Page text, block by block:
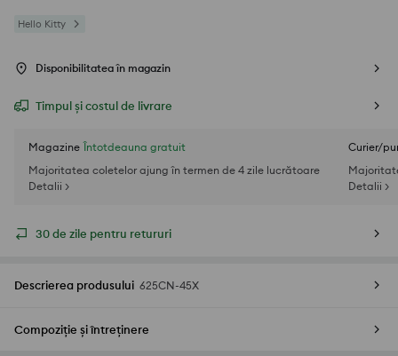
Hello Kitty
Disponibilitatea în magazin
Timpul și costul de livrare
Magazine Întotdeauna gratuit
Majoritatea coletelor ajung în termen de 4 zile lucrătoare
Detalii >
Curier/
Detalii >
30 de zile pentru retururi
Descrierea produsului 625CN-45X
Compoziție și întreținere